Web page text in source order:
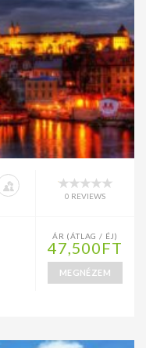
0 REVIEWS
ÁR (ÁTLAG / ÉJ)
47,500FT
MEGNÉZEM